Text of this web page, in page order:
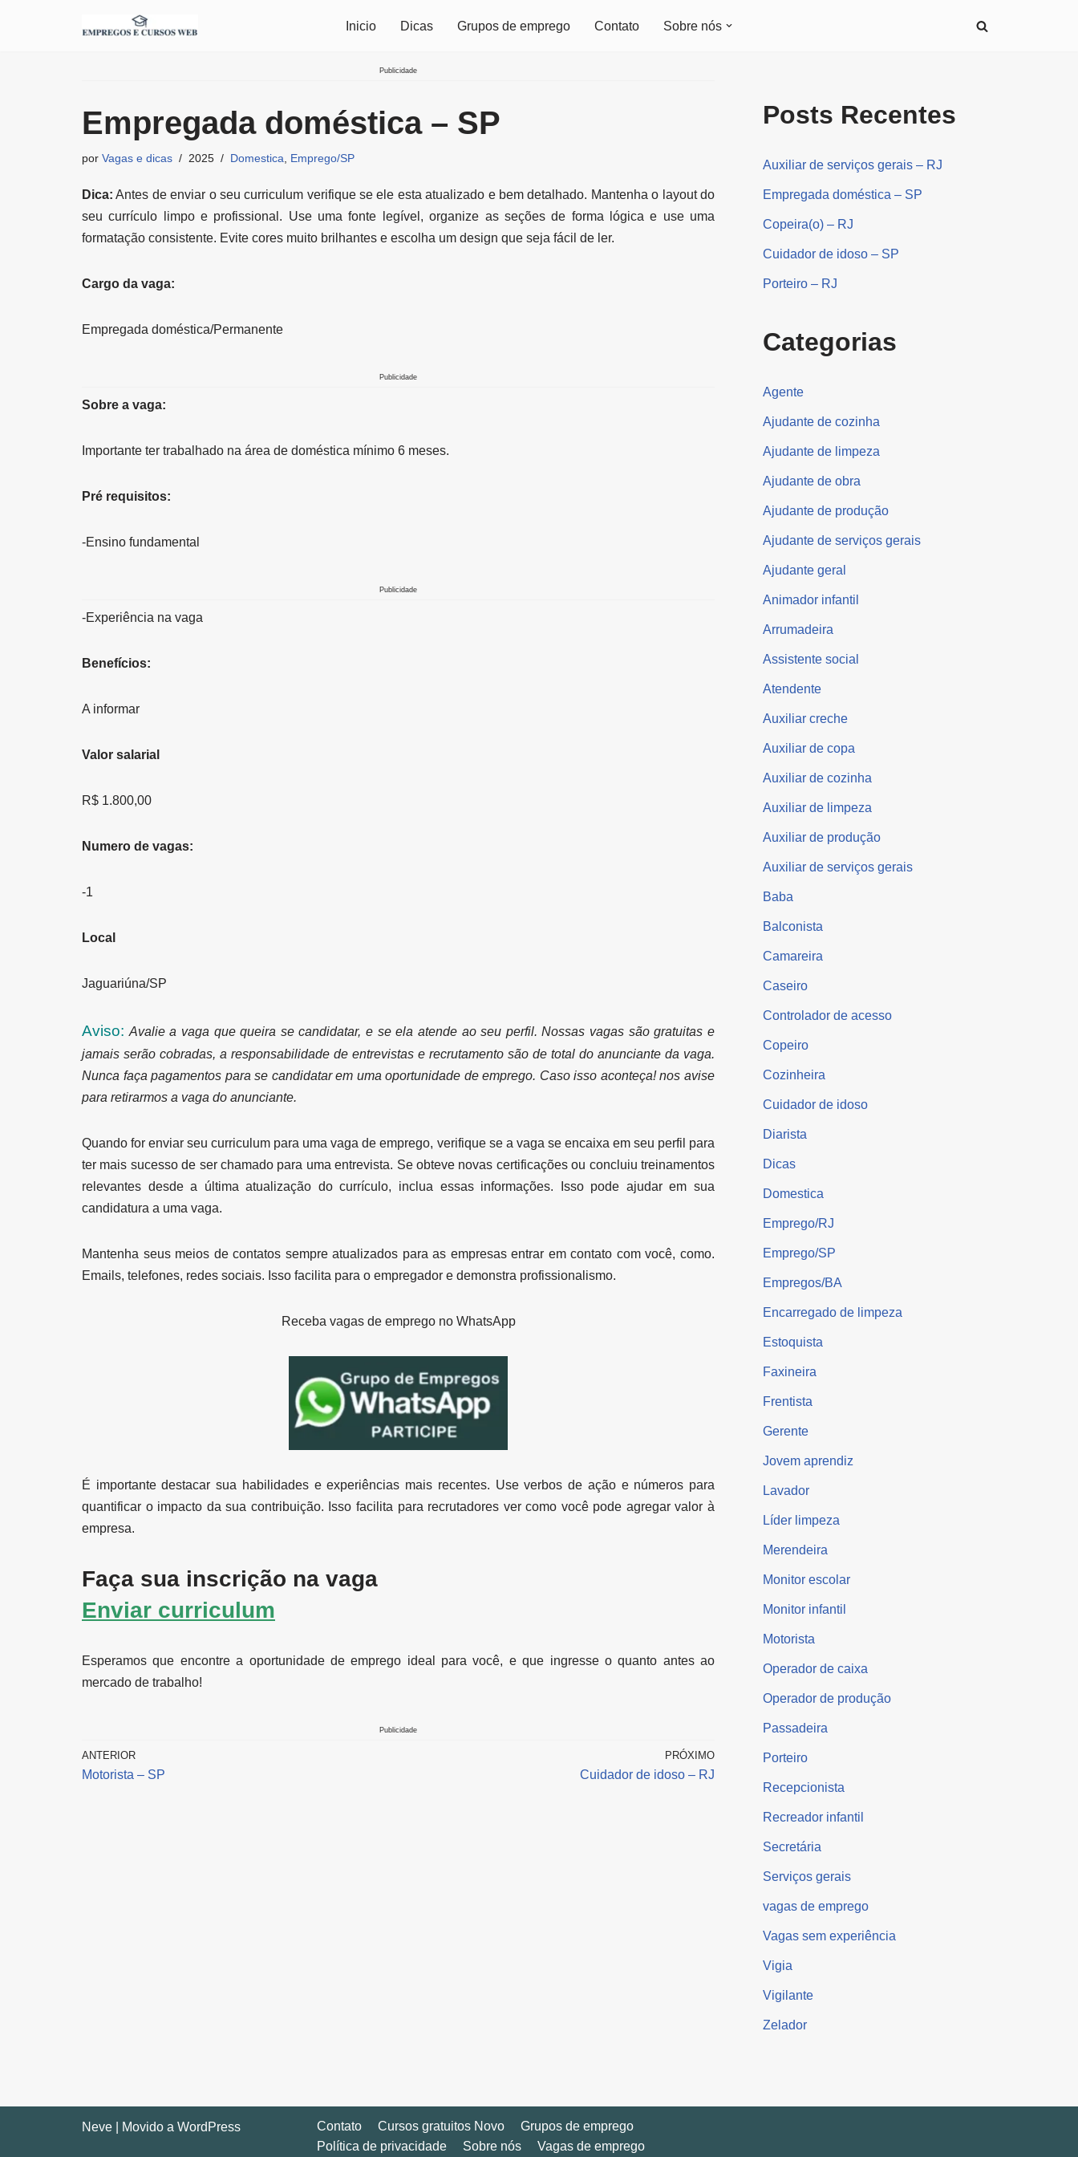
Inicio Dicas Grupos de emprego Contato Sobre nós
Publicidade
Empregada doméstica – SP
por Vagas e dicas 2025 Domestica, Emprego/SP
Dica: Antes de enviar o seu curriculum verifique se ele esta atualizado e bem detalhado. Mantenha o layout do
seu currículo limpo e profissional. Use uma fonte legível, organize as seções de forma lógica e use uma
formatação consistente. Evite cores muito brilhantes e escolha um design que seja fácil de ler.
Cargo da vaga:
Empregada doméstica/Permanente
Publicidade
Sobre a vaga:
Importante ter trabalhado na área de doméstica mínimo 6 meses.
Pré requisitos:
-Ensino fundamental
Publicidade
-Experiência na vaga
Benefícios:
A informar
Valor salarial
R$ 1.800,00
Numero de vagas:
-1
Local
Jaguariúna/SP
Aviso: Avalie a vaga que queira se candidatar, e se ela atende ao seu perfil. Nossas vagas são gratuitas e
jamais serão cobradas, a responsabilidade de entrevistas e recrutamento são de total do anunciante da vaga.
Nunca faça pagamentos para se candidatar em uma oportunidade de emprego. Caso isso aconteça! nos avise
para retirarmos a vaga do anunciante.
Quando for enviar seu curriculum para uma vaga de emprego, verifique se a vaga se encaixa em seu perfil para
ter mais sucesso de ser chamado para uma entrevista. Se obteve novas certificações ou concluiu treinamentos
relevantes desde a última atualização do currículo, inclua essas informações. Isso pode ajudar em sua
candidatura a uma vaga.
Mantenha seus meios de contatos sempre atualizados para as empresas entrar em contato com você, como.
Emails, telefones, redes sociais. Isso facilita para o empregador e demonstra profissionalismo.
Receba vagas de emprego no WhatsApp
É importante destacar sua habilidades e experiências mais recentes. Use verbos de ação e números para
quantificar o impacto da sua contribuição. Isso facilita para recrutadores ver como você pode agregar valor à
empresa.
Faça sua inscrição na vaga
Enviar curriculum
Esperamos que encontre a oportunidade de emprego ideal para você, e que ingresse o quanto antes ao
mercado de trabalho!
Publicidade
ANTERIOR
Motorista – SP
PRÓXIMO
Cuidador de idoso – RJ
Posts Recentes
Auxiliar de serviços gerais – RJ
Empregada doméstica – SP
Copeira(o) – RJ
Cuidador de idoso – SP
Porteiro – RJ
Categorias
Agente
Ajudante de cozinha
Ajudante de limpeza
Ajudante de obra
Ajudante de produção
Ajudante de serviços gerais
Ajudante geral
Animador infantil
Arrumadeira
Assistente social
Atendente
Auxiliar creche
Auxiliar de copa
Auxiliar de cozinha
Auxiliar de limpeza
Auxiliar de produção
Auxiliar de serviços gerais
Baba
Balconista
Camareira
Caseiro
Controlador de acesso
Copeiro
Cozinheira
Cuidador de idoso
Diarista
Dicas
Domestica
Emprego/RJ
Emprego/SP
Empregos/BA
Encarregado de limpeza
Estoquista
Faxineira
Frentista
Gerente
Jovem aprendiz
Lavador
Líder limpeza
Merendeira
Monitor escolar
Monitor infantil
Motorista
Operador de caixa
Operador de produção
Passadeira
Porteiro
Recepcionista
Recreador infantil
Secretária
Serviços gerais
vagas de emprego
Vagas sem experiência
Vigia
Vigilante
Zelador
Neve | Movido a WordPress Contato Cursos gratuitos Novo
Grupos de emprego
Política de privacidade
Sobre nós Vagas de emprego